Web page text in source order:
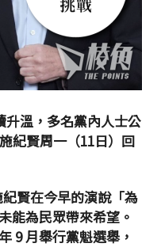
升溫，多名黨內人士公
紀賢周一（11日）回
賢在今早的演說「為
能為民眾帶來希望。
9 月舉行黨魁選舉，